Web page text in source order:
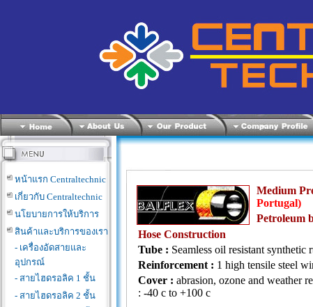
หน้าแรก Centraltechnic
เกี่ยวกับ Centraltechnic
นโยบายการให้บริการ
สินค้าและบริการของเรา
- เครื่องอัดสายและ
อุปกรณ์
- สายไฮดรอลิค 1 ชั้น
- สายไฮดรอลิค 2 ชั้น
Medium
Portugal)
Petroleum
Hose Construction
Tube : Seamless oil resistant synthetic
Reinforcement : 1 high tensile steel
Cover : abrasion, ozone and weather
: -40 c to +100 c